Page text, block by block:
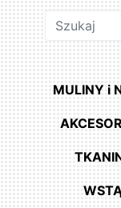
MULINY i